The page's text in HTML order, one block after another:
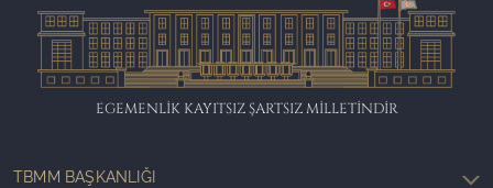
EGEMENLİK KAYITSIZ ŞARTSIZ MİLLETİNDİR
TBMM BAŞKANLIĞI